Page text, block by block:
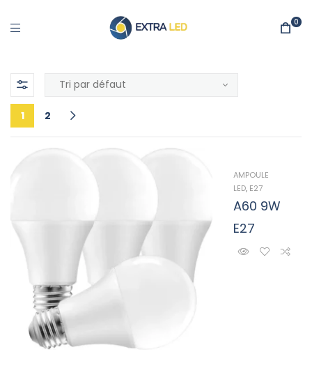
0
1 2
AMPOULE
LED, E27
A60 9W
E27